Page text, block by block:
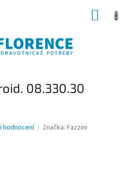
08.330.30
hodnocení Značka: Fazzini